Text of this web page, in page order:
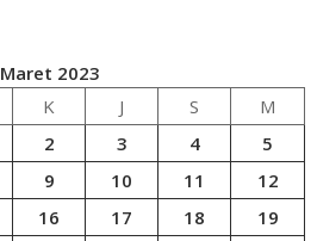
Maret 2023
K J S
M
2 3 4
5
9 10 11
12
16 17 18
19